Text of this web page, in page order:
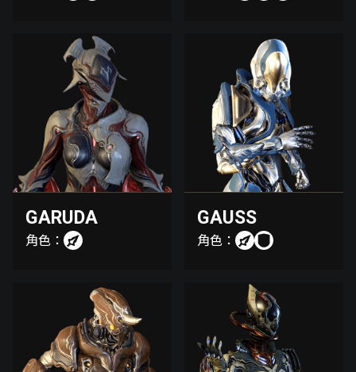
GARUDA
角色：
GAUSS
角色：